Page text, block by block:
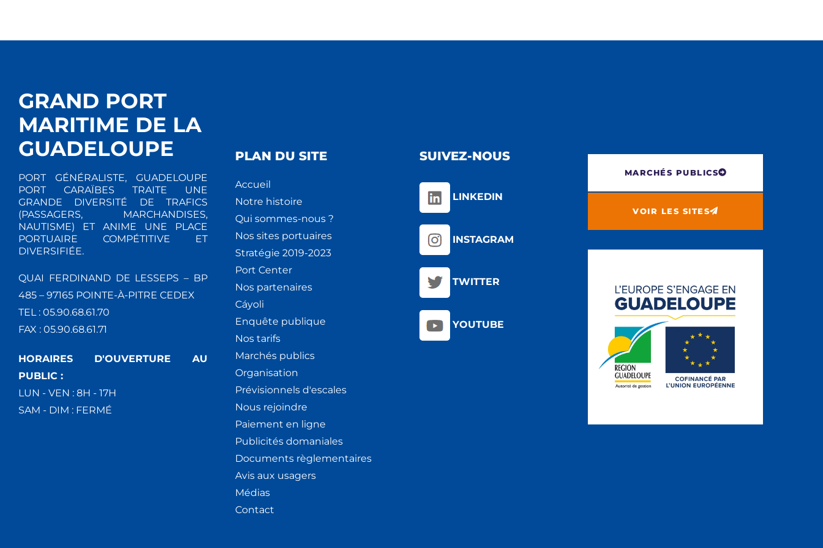
GRAND PORT
MARITIME DE LA
GUADELOUPE
PORT GÉNÉRALISTE, GUADELOUPE
PORT CARAÏBES TRAITE UNE
GRANDE DIVERSITÉ DE TRAFICS
(PASSAGERS, MARCHANDISES,
NAUTISME) ET ANIME UNE PLACE
PORTUAIRE COMPÉTITIVE ET
DIVERSIFIÉE.
QUAI FERDINAND DE LESSEPS – BP
485 – 97165 POINTE-À-PITRE CEDEX
TEL : 05.90.68.61.70
FAX : 05.90.68.61.71
HORAIRES D'OUVERTURE AU
PUBLIC :
LUN - VEN : 8H - 17H
SAM - DIM : FERMÉ
PLAN DU SITE
Accueil
Notre histoire
Qui sommes-nous ?
Nos sites portuaires
Stratégie 2019-2023
Port Center
Nos partenaires
Cáyoli
Enquête publique
Nos tarifs
Marchés publics
Organisation
Prévisionnels d'escales
Nous rejoindre
Paiement en ligne
Publicités domaniales
Documents règlementaires
Avis aux usagers
Médias
Contact
SUIVEZ-NOUS
LINKEDIN
INSTAGRAM
TWITTER
YOUTUBE
MARCHÉS PUBLICS
VOIR LES SITES